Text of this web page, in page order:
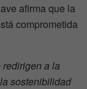
afirma que la
comprometida
a la
sostenibilidad